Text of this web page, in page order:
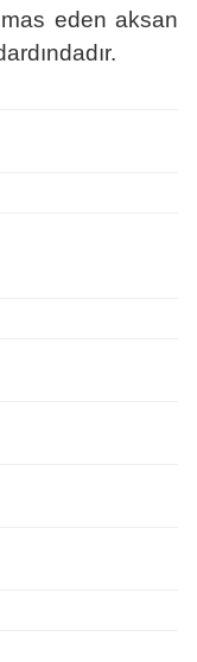
eden aksan